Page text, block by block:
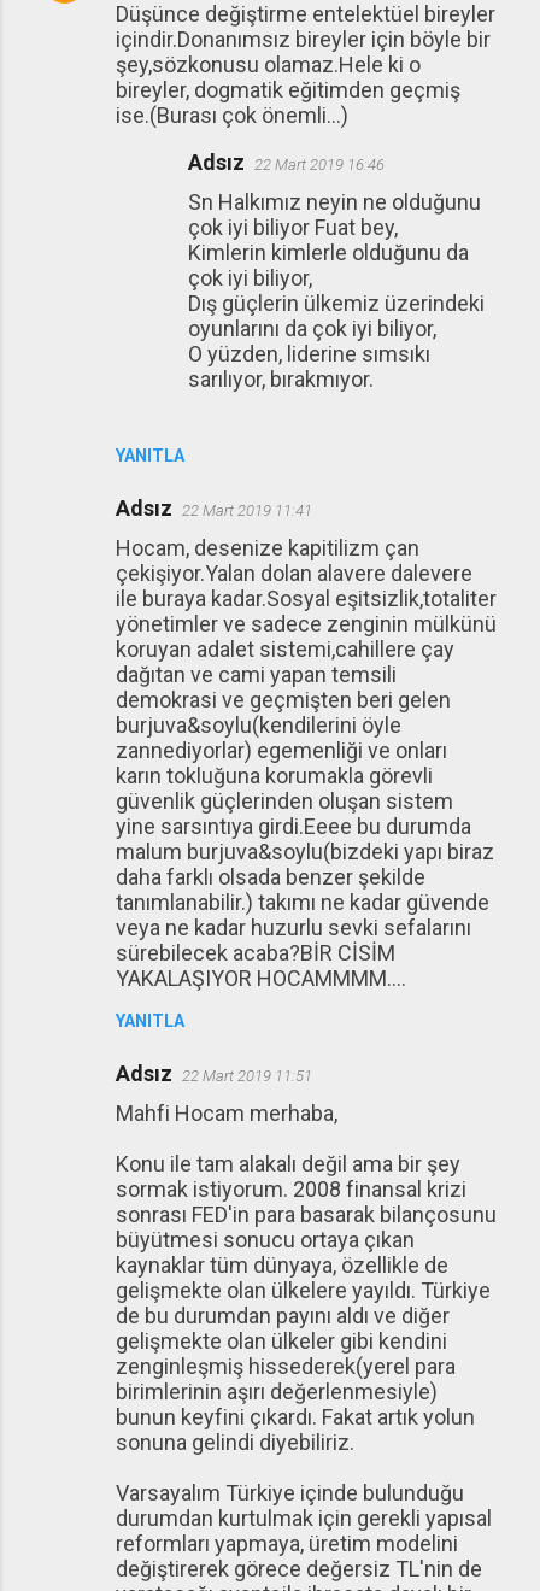
Düşünce değiştirme entelektüel bireyler
içindir.Donanımsız bireyler için böyle bir
şey,sözkonusu olamaz.Hele ki o
bireyler, dogmatik eğitimden geçmiş
ise.(Burası çok önemli...)
YANITLA
Adsız 22 Mart 2019 16:46
Sn Halkımız neyin ne olduğunu
çok iyi biliyor Fuat bey,
Kimlerin kimlerle olduğunu da
çok iyi biliyor,
Dış güçlerin ülkemiz üzerindeki
oyunlarını da çok iyi biliyor,
O yüzden, liderine sımsıkı
sarılıyor, bırakmıyor.
Adsız 22 Mart 2019 11:41
Hocam, desenize kapitilizm çan
çekişiyor.Yalan dolan alavere dalevere
ile buraya kadar.Sosyal eşitsizlik,totaliter
yönetimler ve sadece zenginin mülkünü
koruyan adalet sistemi,cahillere çay
dağıtan ve cami yapan temsili
demokrasi ve geçmişten beri gelen
burjuva&soylu(kendilerini öyle
zannediyorlar) egemenliği ve onları
karın tokluğuna korumakla görevli
güvenlik güçlerinden oluşan sistem
yine sarsıntıya girdi.Eeee bu durumda
malum burjuva&soylu(bizdeki yapı biraz
daha farklı olsada benzer şekilde
tanımlanabilir.) takımı ne kadar güvende
veya ne kadar huzurlu sevki sefalarını
sürebilecek acaba?BİR CİSİM
YAKALAŞIYOR HOCAMMMM....
YANITLA
Adsız 22 Mart 2019 11:51
Mahfi Hocam merhaba,
Konu ile tam alakalı değil ama bir şey
sormak istiyorum. 2008 finansal krizi
sonrası FED'in para basarak bilançosunu
büyütmesi sonucu ortaya çıkan
kaynaklar tüm dünyaya, özellikle de
gelişmekte olan ülkelere yayıldı. Türkiye
de bu durumdan payını aldı ve diğer
gelişmekte olan ülkeler gibi kendini
zenginleşmiş hissederek(yerel para
birimlerinin aşırı değerlenmesiyle)
bunun keyfini çıkardı. Fakat artık yolun
sonuna gelindi diyebiliriz.
Varsayalım Türkiye içinde bulunduğu
durumdan kurtulmak için gerekli yapısal
reformları yapmaya, üretim modelini
değiştirerek görece değersiz TL'nin de